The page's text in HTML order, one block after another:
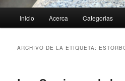
principal
Inicio Acerca Categorias
ARCHIVO DE LA ETIQUETA: